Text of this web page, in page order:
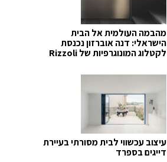
מהבמה העולמית אל הבית
הישראלי: דנה אוברזון נכנסת
לקטלוג המונוגרפיות של Rizzoli
עיצוב עכשווי לבית מסורתי בעיירת
דייגים בספרד